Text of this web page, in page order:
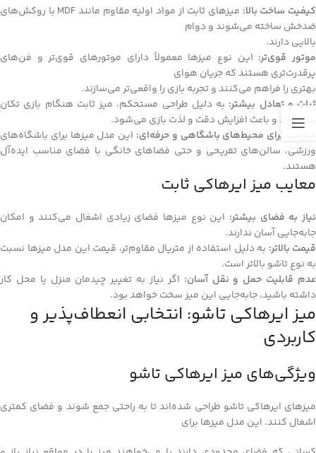
کیفیت ساخت بالا:
میزهای ثابت از مواد اولیه مقاوم مانند MDF با روکش‌های
ضدخش ساخته می‌شوند و دوام
بالایی دارند.
موتور قوی‌تر: این نوع میزها معمولاً دارای موتورهای قوی‌تر و فن‌های
پرقدرت‌تری هستند که جریان هوای
بهتری را فراهم می‌کنند و تجربه بازی را واقعی‌تر می‌سازند.
ثبات و تعادل بیشتر: به دلیل طراحی مستحکم، میز ثابت هنگام بازی تکان
نمی‌خورد و باعث افزایش دقت و لذت بازی می‌شود.
مناسب برای محیط‌های باشگاهی و حرفه‌ای: این مدل میزها برای باشگاه‌های
ورزشی، سالن‌های تفریحی و حتی فضاهای خانگی با فضای مناسب ایده‌آل
هستند.
معایب میز ایرهاکی ثابت
نیاز به فضای بیشتر: این نوع میزها فضای زیادی اشغال می‌کنند و امکان
جابه‌جایی آسان ندارند.
قیمت بالاتر: به دلیل استفاده از متریال مقاوم‌تر، قیمت این مدل میزها نسبت
به نوع تاشو بالاتر است.
عدم قابلیت حمل و نقل آسان: اگر نیاز به تغییر چیدمان منزل یا محل کار
داشته باشید، جابه‌جایی این میز سخت خواهد بود.
میز ایرهاکی تاشو: انتخابی انعطاف‌پذیر و
کاربردی
ویژگی‌های میز ایرهاکی تاشو
میزهای ایرهاکی تاشو طراحی شده‌اند تا به راحتی جمع شوند و فضای کمتری
اشغال کنند. این مدل میزها برای